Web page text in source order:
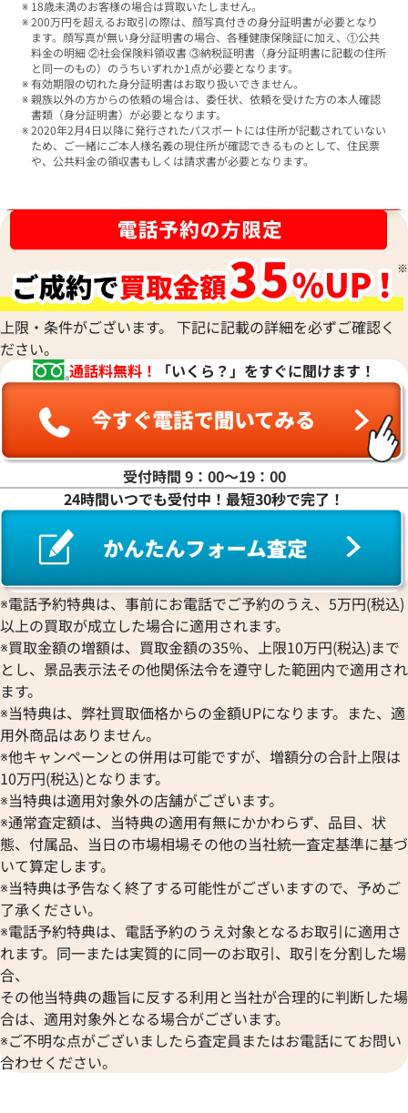
18歳未満のお客様の場合は買取いたしません。
200万円を超えるお取引の際は、顔写真付きの身分証明書が必要となり
ます。顔写真が無い身分証明書の場合、各種健康保険証に加え、①公共
料金の明細 ②社会保険料領収書 ③納税証明書（身分証明書に記載の住所
と同一のもの）のうちいずれか1点が必要となります。
有効期限の切れた身分証明書はお取り扱いできません。
親族以外の方からの依頼の場合は、委任状、依頼を受けた方の本人確認
書類（身分証明書）が必要となります。
2020年2月4日以降に発行されたパスポートには住所が記載されていない
ため、ご一緒にご本人様名義の現住所が確認できるものとして、住民票
や、公共料金の領収書もしくは請求書が必要となります。
上限・条件がございます。 下記に記載の詳細を必ずご確認く
ださい。
通話料無料！
「いくら？」をすぐに聞けます！
受付時間 9：00〜19：00
24時間いつでも受付中！最短30秒で完了！
※電話予約特典は、事前にお電話でご予約のうえ、5万円(税込)
以上の買取が成立した場合に適用されます。
※買取金額の増額は、買取金額の35％、上限10万円(税込)まで
とし、景品表示法その他関係法令を遵守した範囲内で適用され
ます。
※当特典は、弊社買取価格からの金額UPになります。また、適
用外商品はありません。
※他キャンペーンとの併用は可能ですが、増額分の合計上限は
10万円(税込)となります。
※当特典は適用対象外の店舗がございます。
※通常査定額は、当特典の適用有無にかかわらず、品目、状
態、付属品、当日の市場相場その他の当社統一査定基準に基づ
いて算定します。
※当特典は予告なく終了する可能性がございますので、予めご
了承ください。
※電話予約特典は、電話予約のうえ対象となるお取引に適用さ
れます。同一または実質的に同一のお取引、取引を分割した場
合、
その他当特典の趣旨に反する利用と当社が合理的に判断した場
合は、適用対象外となる場合がございます。
※ご不明な点がございましたら査定員またはお電話にてお問い
合わせください。